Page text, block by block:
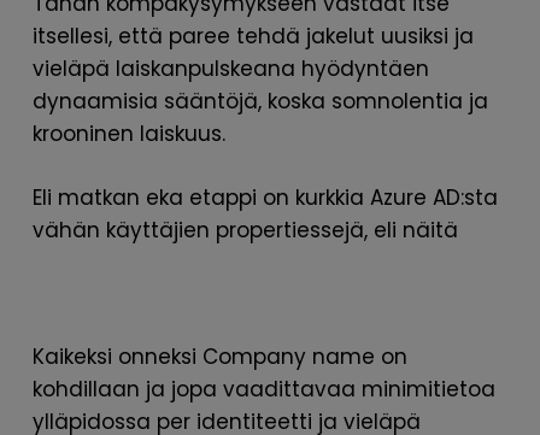
itsellesi, että paree tehdä jakelut uusiksi ja
vieläpä laiskanpulskeana hyödyntäen
dynaamisia sääntöjä, koska somnolentia ja
krooninen laiskuus.
Eli matkan eka etappi on kurkkia Azure AD:sta
vähän käyttäjien propertiessejä, eli näitä
Kaikeksi onneksi Company name on
kohdillaan ja jopa vaadittavaa minimitietoa
ylläpidossa per identiteetti ja vieläpä